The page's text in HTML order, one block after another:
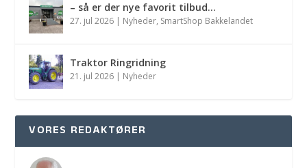
– så er der nye favorit tilbud…
27. jul 2026 | Nyheder, SmartShop Bakkelandet
Traktor Ringridning
21. jul 2026 | Nyheder
VORES REDAKTØRER